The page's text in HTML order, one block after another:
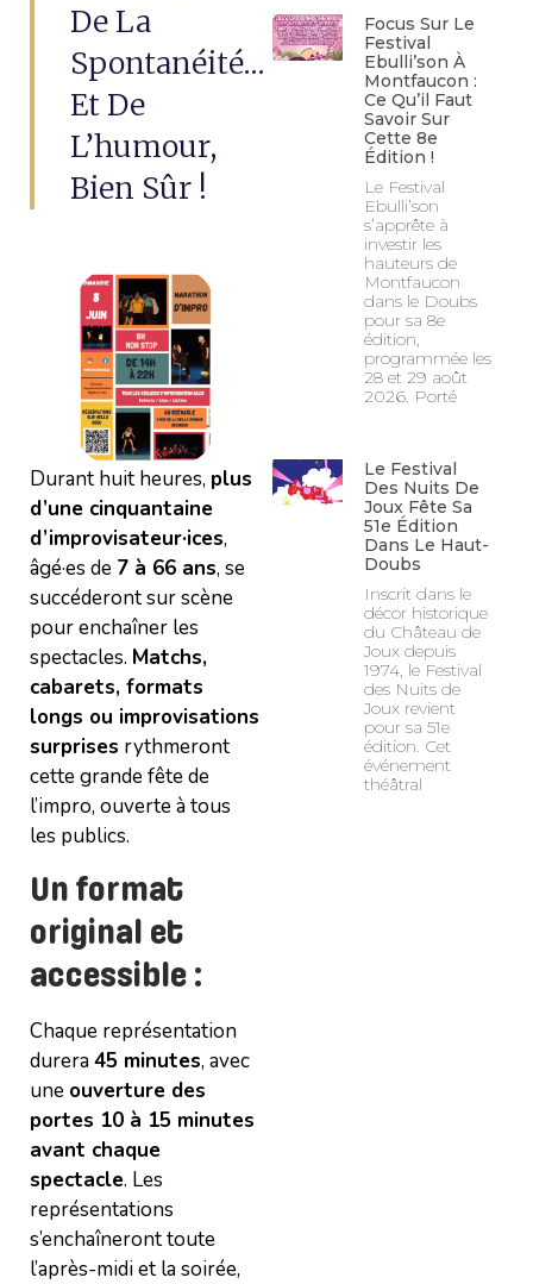
De La
Spontanéité…
Et De
L’humour,
Bien Sûr !
Durant huit heures, plus
d’une cinquantaine
d’improvisateur·ices,
âgé·es de 7 à 66 ans, se
succéderont sur scène
pour enchaîner les
spectacles. Matchs,
cabarets, formats
longs ou improvisations
surprises rythmeront
cette grande fête de
l’impro, ouverte à tous
les publics.
Un format
original et
accessible :
Chaque représentation
durera45 minutes, avec
une ouverture des
portes 10 à 15 minutes
avant chaque
spectacle. Les
représentations
s’enchaîneront toute
l’après-midi et la soirée,
Focus Sur Le
Festival
Ebulli’son À
Montfaucon :
Ce Qu’il Faut
Savoir Sur
Cette 8e
Édition !
Le Festival
Ebulli’son
s’apprête à
investir les
hauteurs de
Montfaucon
dans le Doubs
pour sa 8e
édition,
programmée les
28 et 29 août
2026. Porté
Le Festival
Des Nuits De
Joux Fête Sa
51e Édition
Dans Le Haut-
Doubs
Inscrit dans le
décor historique
du Château de
Joux depuis
1974, le Festival
des Nuits de
Joux revient
pour sa 51e
édition. Cet
événement
théâtral